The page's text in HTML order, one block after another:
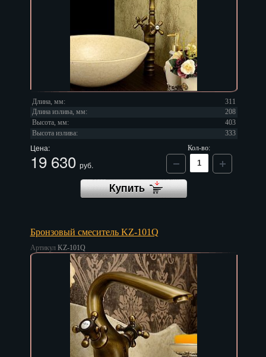
Длина, мм:
311
Длина излива, мм:
208
Высота, мм:
403
Высота излива:
333
Цена:
19 630 руб.
Кол-во:
Бронзовый смеситель KZ-101Q
Артикул KZ-101Q